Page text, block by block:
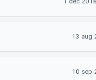
13 aug
10 sep